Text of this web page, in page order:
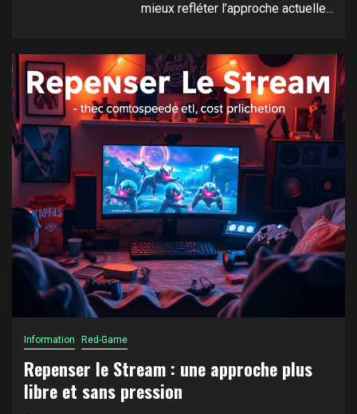
mieux refléter l’approche actuelle...
Information Red-Game
Repenser le Stream : une approche plus
libre et sans pression